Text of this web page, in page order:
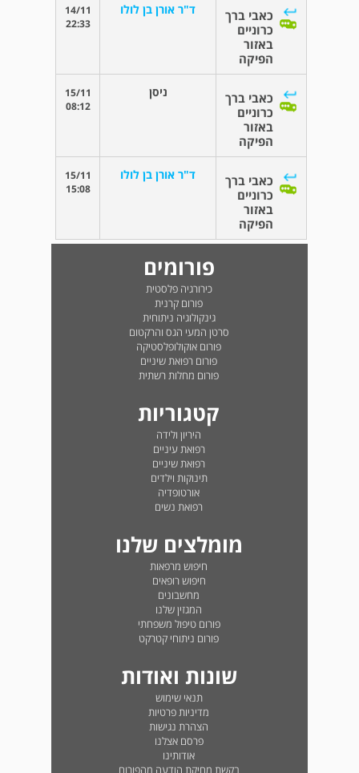
כאבי ברך
כרוניים
באזור
הפיקה
ד"ר אורן בן לולו
14/11
22:33
כאבי ברך
כרוניים
באזור
הפיקה
ניסן
15/11
08:12
כאבי ברך
כרוניים
באזור
הפיקה
ד"ר אורן בן לולו
15/11
15:08
פורומים
כירורגיה פלסטית
פורום קרנית
גינקולוגיה ניתוחית
סרטן המעי הגס והרקטום
פורום אוקולופלסטיקה
פורום רפואת שיניים
פורום מחלות רשתית
קטגוריות
היריון ולידה
רפואת עיניים
רפואת שיניים
תינוקות וילדים
אורטופדיה
רפואת נשים
מומלצים שלנו
חיפוש מרפאות
חיפוש רופאים
מחשבונים
המגזין שלנו
פורום טיפול משפחתי
פורום ניתוחי קטרקט
שונות ואודות
תנאי שימוש
מדיניות פרטיות
הצהרת נגישות
פרסם אצלנו
אודותינו
בקשת מחיקת הודעה מהפורום